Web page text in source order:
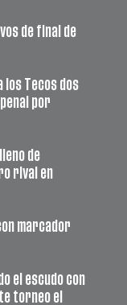
de final de
los Tecos dos
por
de
rival en
marcador
el escudo con
torneo el